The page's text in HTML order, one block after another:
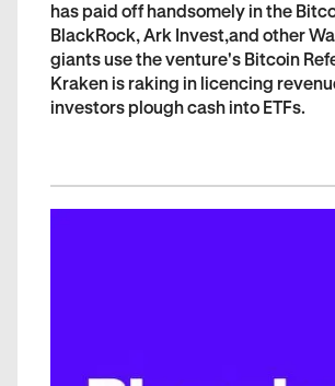
has paid off handsomely in the
BlackRock, Ark Invest,and other
giants use the venture's Bitcoin
Kraken is raking in licencing
investors plough cash into ETFs.